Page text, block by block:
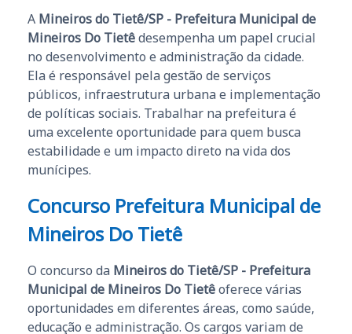
A Mineiros do Tietê/SP - Prefeitura Municipal de
Mineiros Do Tietêdesempenha um papel crucial
no desenvolvimento e administração da cidade.
Ela é responsável pela gestão de serviços
públicos, infraestrutura urbana e implementação
de políticas sociais. Trabalhar na prefeitura é
uma excelente oportunidade para quem busca
estabilidade e um impacto direto na vida dos
munícipes.
Concurso Prefeitura Municipal de
Mineiros Do Tietê
O concurso da Mineiros do Tietê/SP - Prefeitura
Municipal de Mineiros Do Tietêoferece várias
oportunidades em diferentes áreas, como saúde,
educação e administração. Os cargos variam de